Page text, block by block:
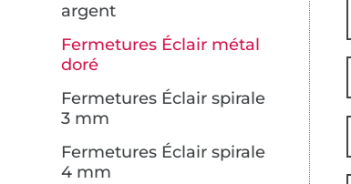
argent
Fermetures Éclair métal
doré
Fermetures Éclair spirale
3 mm
Fermetures Éclair spirale
4 mm